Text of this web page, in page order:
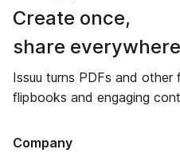
Create once,
share
Issuu turns PDFs and other
flipbooks and engaging
Company